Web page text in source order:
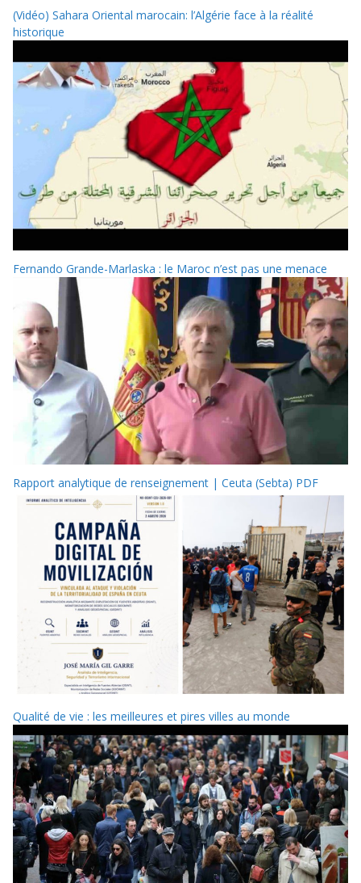
(Vidéo) Sahara Oriental marocain: l’Algérie face à la réalité
historique
Fernando Grande-Marlaska : le Maroc n’est pas une menace
Rapport analytique de renseignement | Ceuta (Sebta) PDF
Qualité de vie : les meilleures et pires villes au monde